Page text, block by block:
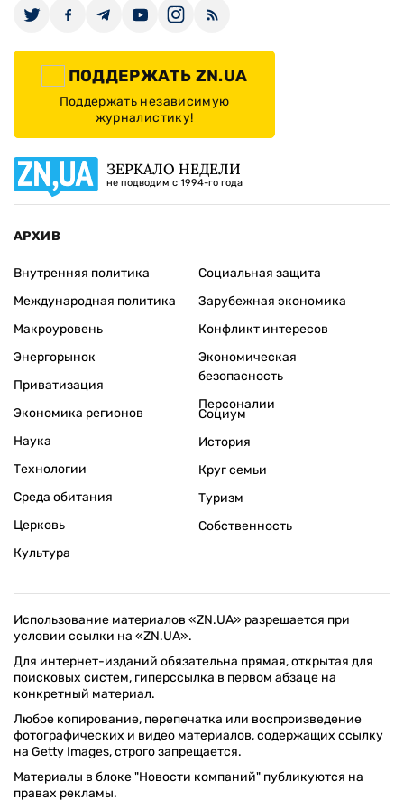
ПОДДЕРЖАТЬ ZN.UA
Поддержать независимую
журналистику!
ЗЕРКАЛО НЕДЕЛИ
не подводим с 1994-го года
АРХИВ
Внутренняя политика
Международная политика
Макроуровень
Энергорынок
Приватизация
Экономика регионов
Социальная защита
Зарубежная экономика
Конфликт интересов
Экономическая
безопасность
Персоналии
Наука
Технологии
Среда обитания
Церковь
Культура
Социум
История
Круг семьи
Туризм
Собственность
Использование материалов «ZN.UA» разрешается при
условии ссылки на «ZN.UA».
Для интернет-изданий обязательна прямая, открытая для
поисковых систем, гиперссылка в первом абзаце на
конкретный материал.
Любое копирование, перепечатка или воспроизведение
фотографических и видео материалов, содержащих ссылку
на Getty Images, строго запрещается.
Материалы в блоке "Новости компаний" публикуются на
правах рекламы.